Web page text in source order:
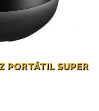
PORTÁTIL SUPER